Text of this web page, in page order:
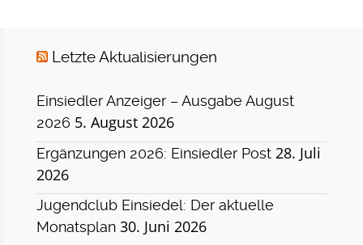
Letzte Aktualisierungen
Einsiedler Anzeiger – Ausgabe August
2026 5. August 2026
Ergänzungen 2026: Einsiedler Post 28. Juli
2026
Jugendclub Einsiedel: Der aktuelle
Monatsplan 30. Juni 2026